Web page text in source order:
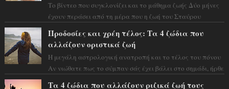
Το βίντεο που συγκλονίζει και το μάθημα ζωής Δύο μήνες
έχουν περάσει από τη μέρα που η ζωή του Σταύρου
Προδοσίες και χρέη τέλος: Τα 4 ζώδια που
αλλάζουν οριστικά ζωή
Η μεγάλη αστρολογική ανατροπή και το τέλος του πόνου
Αν νιώθατε πως το σύμπαν σάς έχει βάλει στο σημάδι, ήρθε
Τα 4 ζώδια που αλλάζουν ριζικά ζωή τους